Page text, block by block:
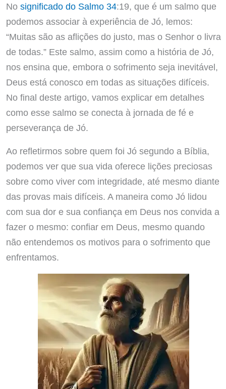
No significado do Salmo 34:19, que é um salmo que
podemos associar à experiência de Jó, lemos:
“Muitas são as aflições do justo, mas o Senhor o livra
de todas.” Este salmo, assim como a história de Jó,
nos ensina que, embora o sofrimento seja inevitável,
Deus está conosco em todas as situações difíceis.
No final deste artigo, vamos explicar em detalhes
como esse salmo se conecta à jornada de fé e
perseverança de Jó.
Ao refletirmos sobre quem foi Jó segundo a Bíblia,
podemos ver que sua vida oferece lições preciosas
sobre como viver com integridade, até mesmo diante
das provas mais difíceis. A maneira como Jó lidou
com sua dor e sua confiança em Deus nos convida a
fazer o mesmo: confiar em Deus, mesmo quando
não entendemos os motivos para o sofrimento que
enfrentamos.